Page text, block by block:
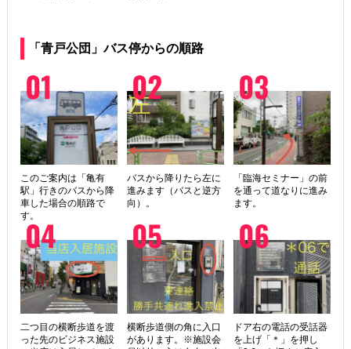
「青戸公団」バス停からの順路
このご案内は「亀有
駅」行きのバスから降
車した場合の順路で
す。
バスから降りたら左に
進みます（バスと逆方
向）。
「臨海セミナー」の前
を通って道なりに進み
ます。
二つ目の横断歩道を渡
った先のビジネス施設
横断歩道側の角に入口
があります。※施設会
ドア右の電話の受話器
を上げ「＊」を押し